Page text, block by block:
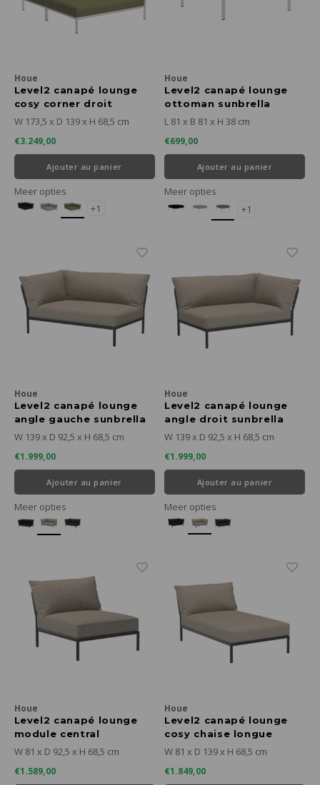
Houe
Level2 canapé lounge
cosy corner droit
sunbrella heritage -
W 173,5 x D 139 x H 68,5 cm
€3.249,00
Ajouter au panier
Meer opties
+1
Houe
Level2 canapé lounge
ottoman sunbrella
heritage - cadre blanc
L 81 x B 81 x H 38 cm
€699,00
Ajouter au panier
Meer opties
+1
Houe
Level2 canapé lounge
angle gauche sunbrella
heritage - cadre gris
W 139 x D 92,5 x H 68,5 cm
€1.999,00
Ajouter au panier
Meer opties
Houe
Level2 canapé lounge
angle droit sunbrella
heritage - cadre gris
W 139 x D 92,5 x H 68,5 cm
€1.999,00
Ajouter au panier
Meer opties
Houe
Level2 canapé lounge
module central
sunbrella heritage -
W 81 x D 92,5 x H 68,5 cm
€1.589,00
Houe
Level2 canapé lounge
cosy chaise longue
sunbrella heritage -
W 81 x D 139 x H 68,5 cm
€1.849,00